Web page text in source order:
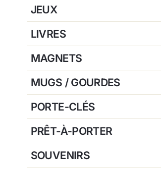
JEUX
LIVRES
MAGNETS
MUGS / GOURDES
PORTE-CLÉS
PRÊT-À-PORTER
SOUVENIRS